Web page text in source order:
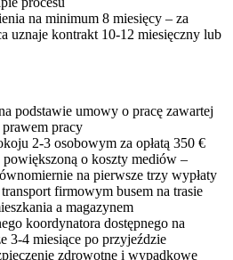
na minimum 8 miesięcy – za
uznaje kontrakt 10-12 miesięczny lub
podstawie umowy o pracę zawartej
pracy
2-3 osobowym za opłatą 350 €
powiększoną o koszty mediów –
na pierwsze trzy wypłaty
firmowym busem na trasie
a magazynem
koordynatora dostępnego na
3-4 miesiące po przyjeździe
zdrowotne i wypadkowe